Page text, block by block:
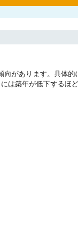
があります。具体
は築年が低下する